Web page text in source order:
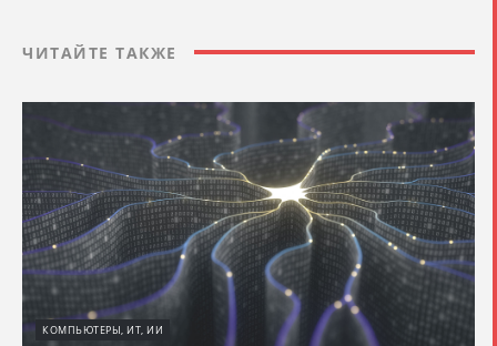
ЧИТАЙТЕ ТАКЖЕ
КОМПЬЮТЕРЫ, ИТ, ИИ